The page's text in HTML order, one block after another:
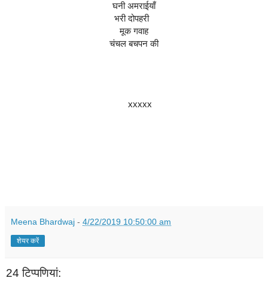
घनी अमराईयाँ
भरी दोपहरी
मूक गवाह
चंचल बचपन की
xxxxx
Meena Bhardwaj - 4/22/2019 10:50:00 am
शेयर करें
24 टिप्‍पणियां: